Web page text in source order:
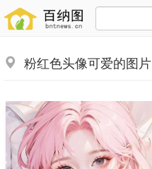
粉红色头像可爱的图片